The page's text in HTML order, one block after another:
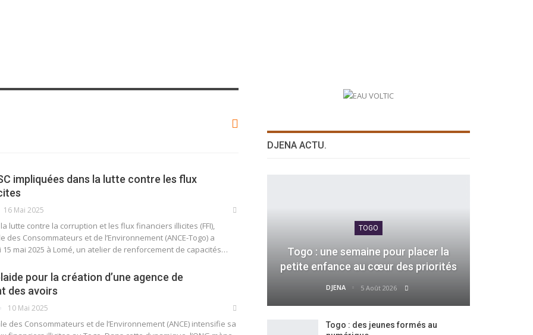
impliquées dans la lutte contre les flux
16 Mai 2025
lutte contre la corruption et les flux financiers illicites (FFI),
des Consommateurs et de l’Environnement (ANCE-Togo) a
15 mai 2025 à Lomé, un atelier de renforcement de capacités…
pour la création d’une agence de
des avoirs
10 Mai 2025
des Consommateurs et de l’Environnement (ANCE) intensifie sa
DJENA ACTU.
TOGO
Togo : une semaine pour placer la
petite enfance au cœur des priorités
DJENA 5 Août 2026
Togo : des jeunes formés au